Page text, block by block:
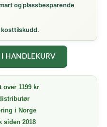
med favorittene dine
er i gang
og plassbesparende
I HANDLEKURV
over 1199 kr
i Norge
siden 2018